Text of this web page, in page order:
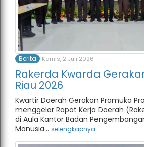
Berita Kamis, 2 Juli 2026
Rakerda Kwarda
Riau 2026
Kwartir Daerah Gerakan Pramuka
menggelar Rapat Kerja Daerah
di Aula Kantor Badan
Manusia... selengkapnya